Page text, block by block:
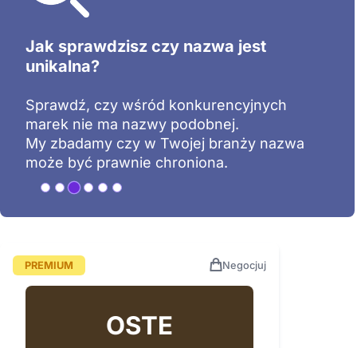
Jak sprawdzisz czy nazwa jest
unikalna?
Sprawdź, czy wśród konkurencyjnych
marek nie ma nazwy podobnej.
My zbadamy czy w Twojej branży nazwa
może być prawnie chroniona.
PREMIUM Negocjuj
OSTE